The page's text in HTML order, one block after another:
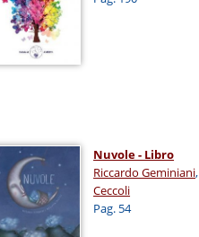
Nuvole - Libro
Riccardo Geminiani,
Ceccoli
Pag. 54